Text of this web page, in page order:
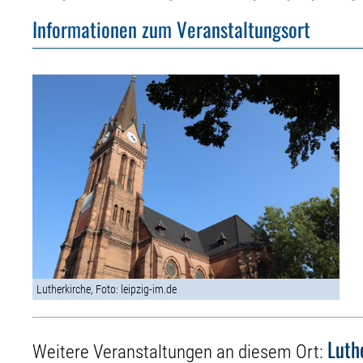
Informationen zum Veranstaltungsort
Lutherkirche, Foto: leipzig-im.de
Weitere Veranstaltungen an diesem Ort: